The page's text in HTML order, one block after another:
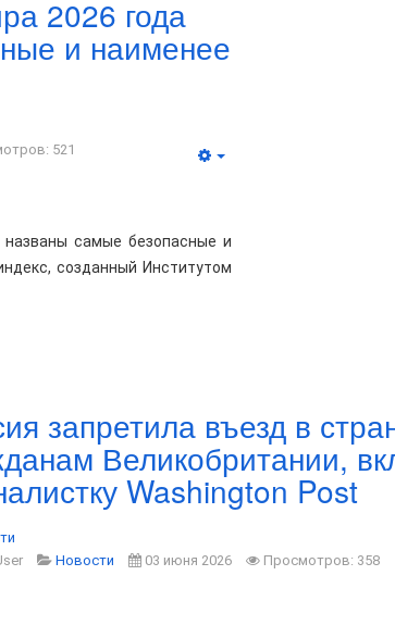
2026 года
и наименее
521
названы самые безопасные и
созданный Институтом
запретила въезд в
Великобритании,
Washington Post
Новости 03 июня 2026 Просмотров: 358